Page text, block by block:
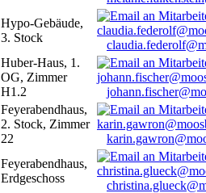
Hypo-Gebäude,
3. Stock
Huber-Haus, 1.
OG, Zimmer
H1.2
Feyerabendhaus,
2. Stock, Zimmer
22
Feyerabendhaus,
Erdgeschoss